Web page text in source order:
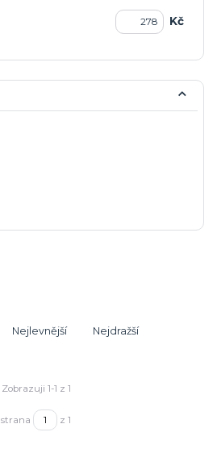
Kč
Nejlevnější Nejdražší
Zobrazuji 1-1 z 1
strana z 1